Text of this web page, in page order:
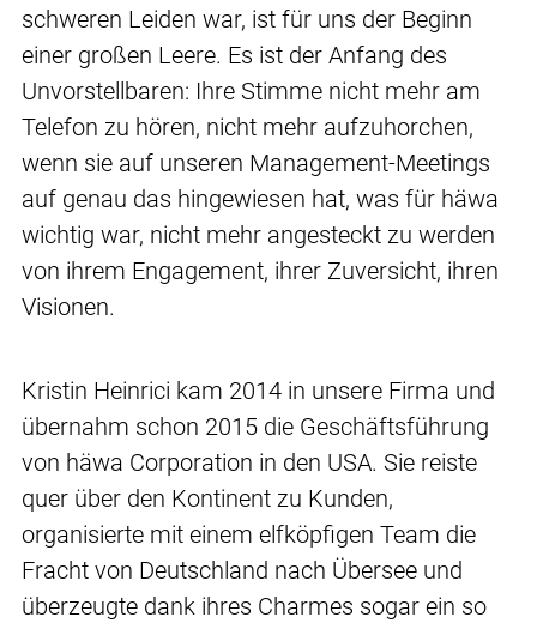
schweren Leiden war, ist für uns der Beginn
einer großen Leere. Es ist der Anfang des
Unvorstellbaren: Ihre Stimme nicht mehr am
Telefon zu hören, nicht mehr aufzuhorchen,
wenn sie auf unseren Management-Meetings
auf genau das hingewiesen hat, was für häwa
wichtig war, nicht mehr angesteckt zu werden
von ihrem Engagement, ihrer Zuversicht, ihren
Visionen.
Kristin Heinrici kam 2014 in unsere Firma und
übernahm schon 2015 die Geschäftsführung
von häwa Corporation in den USA. Sie reiste
quer über den Kontinent zu Kunden,
organisierte mit einem elfköpfigen Team die
Fracht von Deutschland nach Übersee und
überzeugte dank ihres Charmes sogar ein so